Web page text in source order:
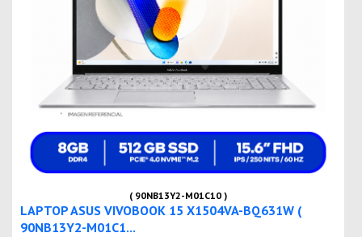
( 90NB13Y2-M01C10 )
LAPTOP ASUS VIVOBOOK 15 X1504VA-BQ631W (
90NB13Y2-M01C1...